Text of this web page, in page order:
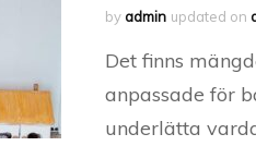
byadmin updated on
Det finns
anpassade för
underlätta